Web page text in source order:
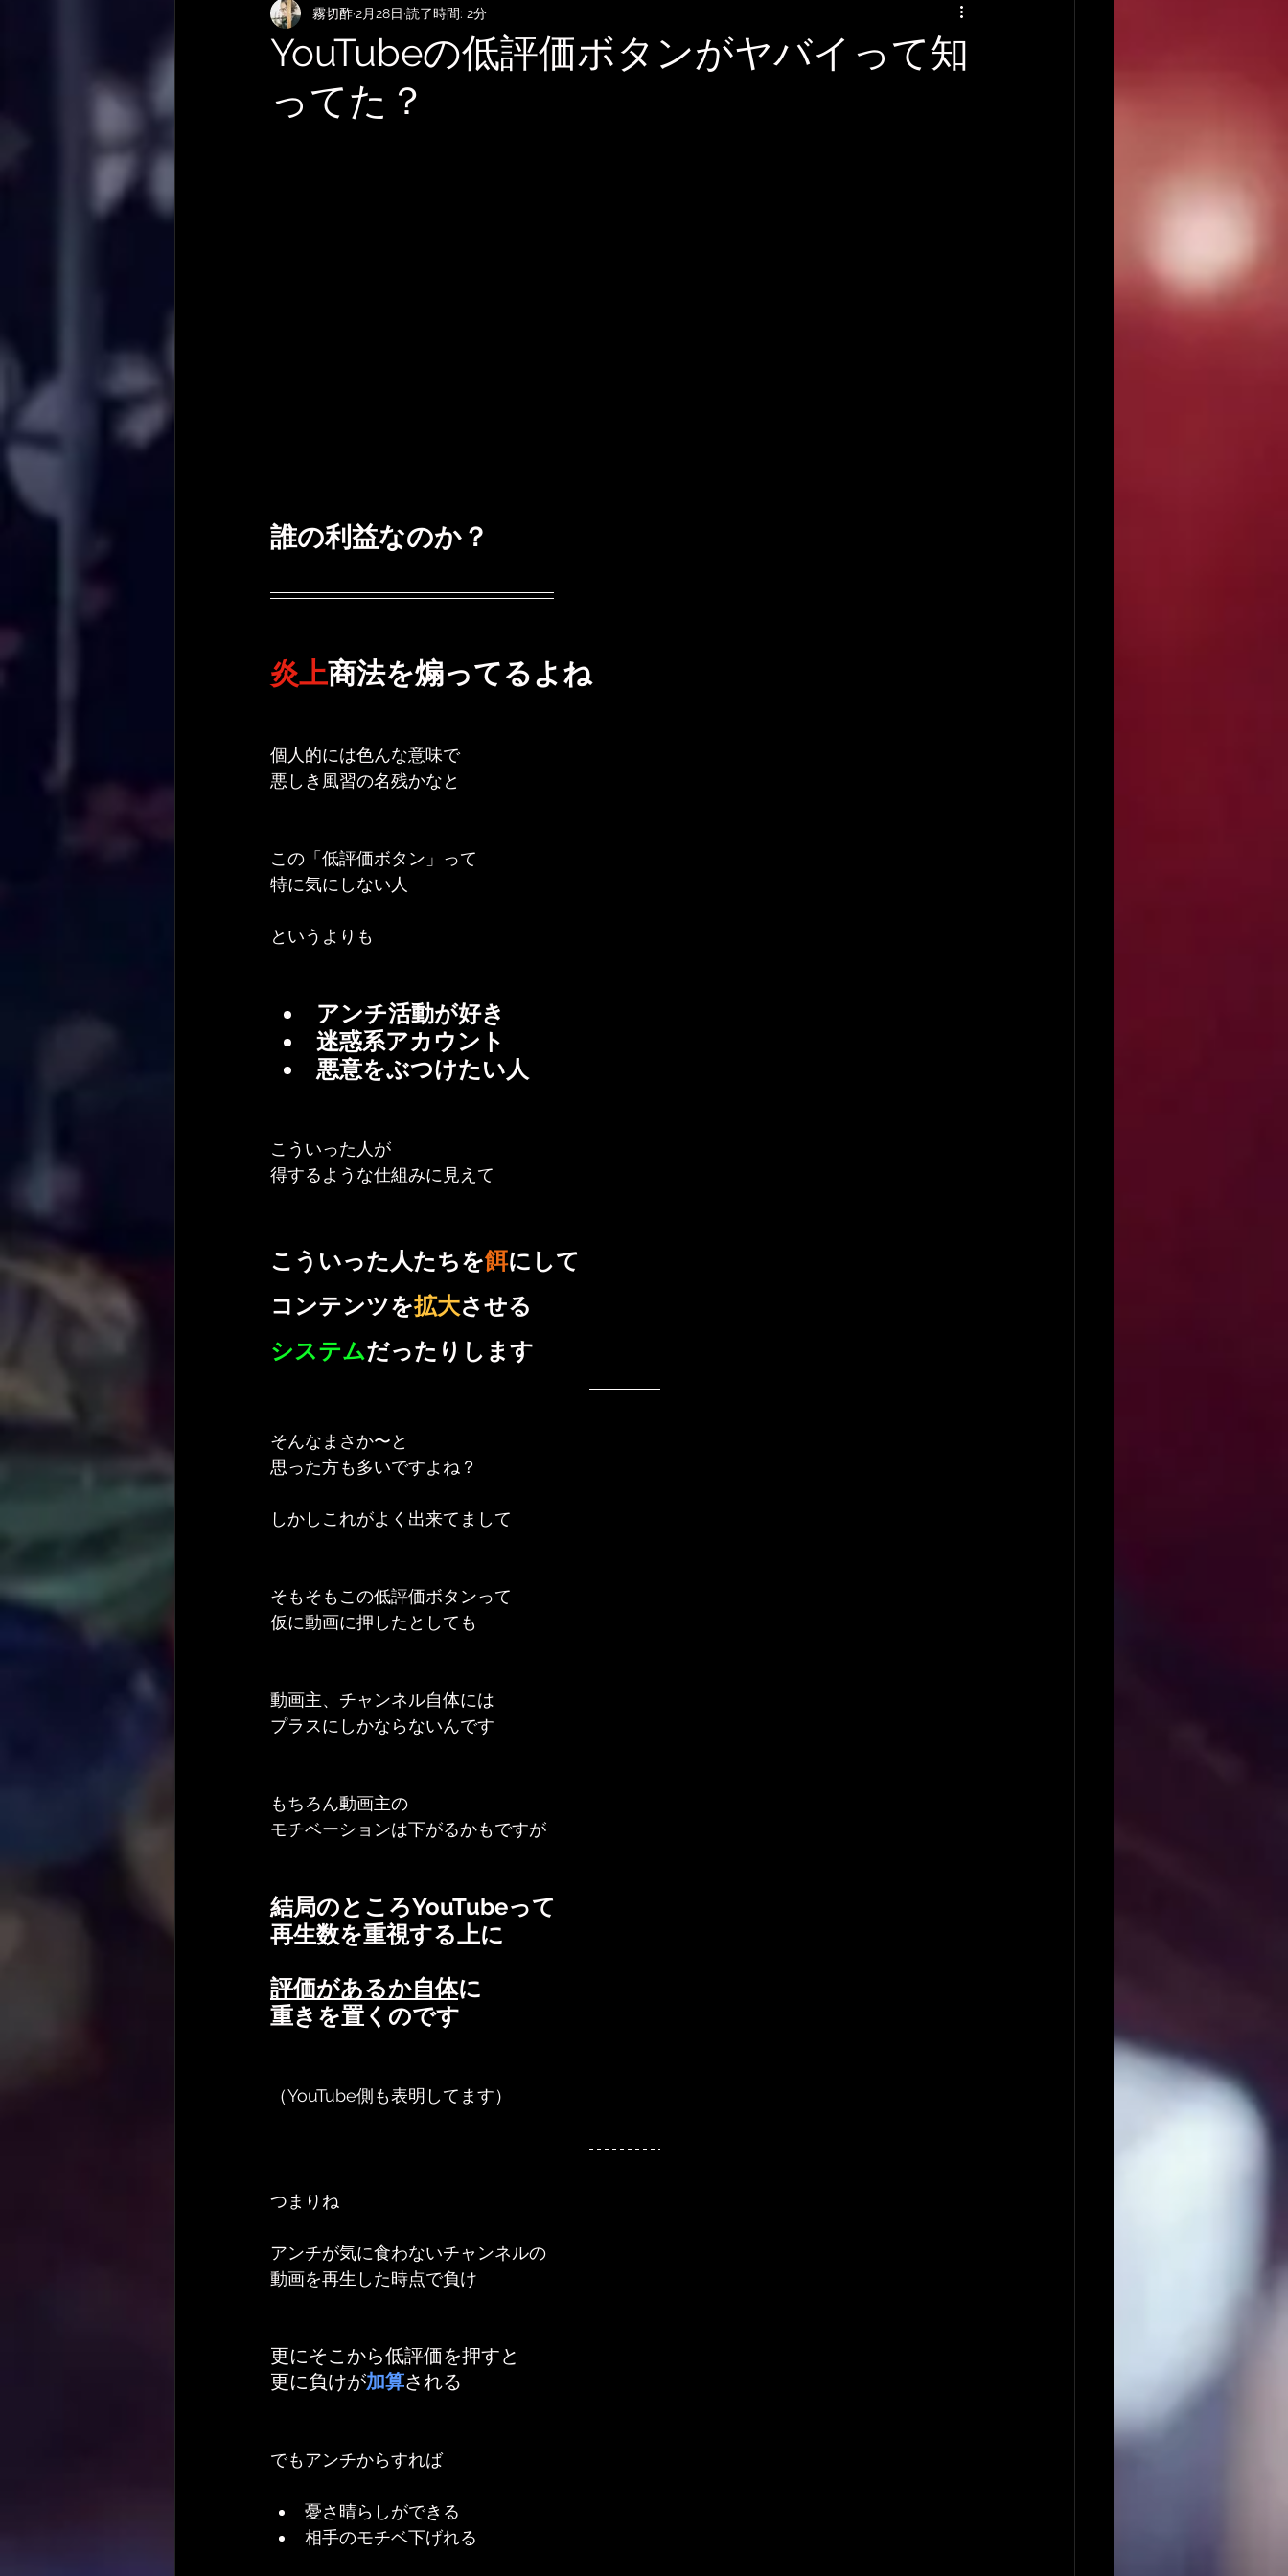
KEMPERおすすめRig・使い方 SubmitHub アーティストの逸話
やってみた・活動記録
YouTubeの低評価ボタンがヤバイって知
ってた？
霧切酢2月28日 読了時間: 2分
誰の利益なのか？
炎上商法を煽ってるよね
個人的には色んな意味で
悪しき風習の名残かなと
この「低評価ボタン」って
特に気にしない人
というよりも
アンチ活動が好き
迷惑系アカウント
悪意をぶつけたい人
こういった人が
得するような仕組みに見えて
こういった人たちを餌にして
コンテンツを拡大させる
システムだったりします
そんなまさか〜と
思った方も多いですよね？
しかしこれがよく出来てまして
そもそもこの低評価ボタンって
仮に動画に押したとしても
動画主、チャンネル自体には
プラスにしかならないんです
もちろん動画主の
モチベーションは下がるかもですが
結局のところYouTubeって
再生数を重視する上に
評価があるか自体に
重きを置くのです
（YouTube側も表明してます）
つまりね
アンチが気に食わないチャンネルの
動画を再生した時点で負け
更にそこから低評価を押すと
更に負けが加算される
でもアンチからすれば
憂さ晴らしができる
相手のモチベ下げれる